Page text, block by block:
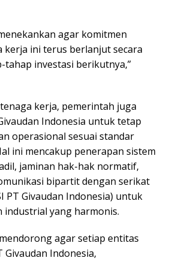
agar komitmen
kerja ini terus berlanjut secara
investasi berikutnya,”
kerja, pemerintah juga
Indonesia untuk tetap
operasional sesuai standar
ini mencakup penerapan sistem
jaminan hak-hak normatif,
bipartit dengan serikat
PT Givaudan Indonesia) untuk
industrial yang harmonis.
agar setiap entitas
Givaudan Indonesia,